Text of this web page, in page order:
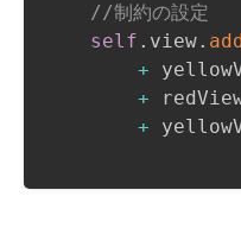
//制約の設定
self . view.
+
+
+